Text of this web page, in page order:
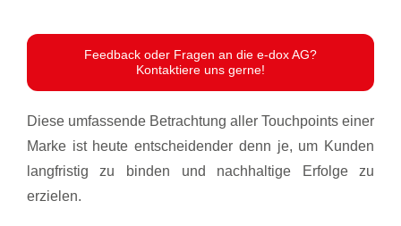
Feedback oder Fragen an die e-dox AG?
Kontaktiere uns gerne!
Diese umfassende Betrachtung aller Touchpoints einer
Marke ist heute entscheidender denn je, um Kunden
langfristig zu binden und nachhaltige Erfolge zu
erzielen.